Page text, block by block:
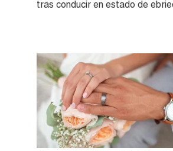
tras conducir en estado de